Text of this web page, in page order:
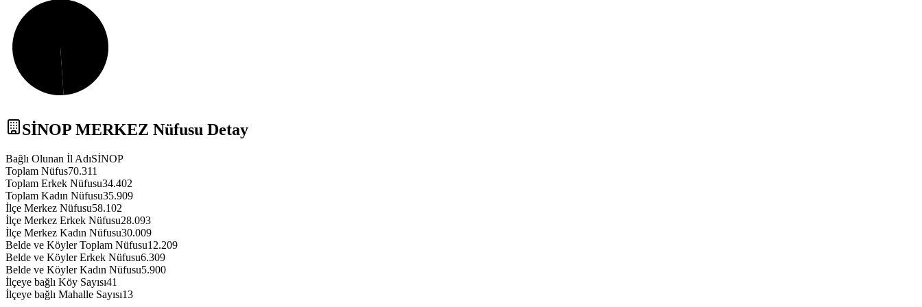
SİNOP MERKEZ Nüfusu Detay
Bağlı Olunan İl AdıSİNOP
Toplam Nüfus70.311
Toplam Erkek Nüfusu34.402
Toplam Kadın Nüfusu35.909
İlçe Merkez Nüfusu58.102
İlçe Merkez Erkek Nüfusu28.093
İlçe Merkez Kadın Nüfusu30.009
Belde ve Köyler Toplam Nüfusu12.209
Belde ve Köyler Erkek Nüfusu6.309
Belde ve Köyler Kadın Nüfusu5.900
İlçeye bağlı Köy Sayısı41
İlçeye bağlı Mahalle Sayısı13